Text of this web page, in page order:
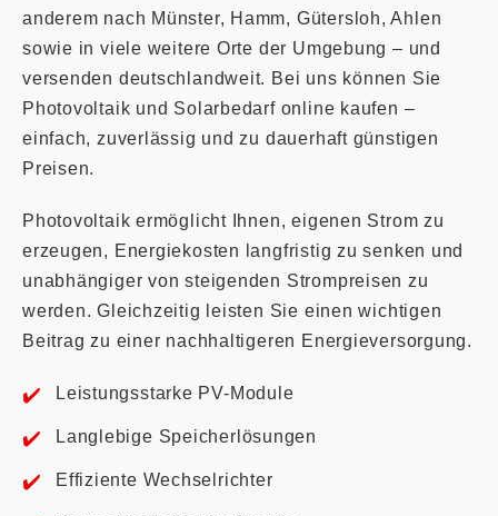
anderem nach Münster, Hamm, Gütersloh, Ahlen
sowie in viele weitere Orte der Umgebung – und
versenden deutschlandweit. Bei uns können Sie
Photovoltaik und Solarbedarf online kaufen –
einfach, zuverlässig und zu dauerhaft günstigen
Preisen.
Photovoltaik ermöglicht Ihnen, eigenen Strom zu
erzeugen, Energiekosten langfristig zu senken und
unabhängiger von steigenden Strompreisen zu
werden. Gleichzeitig leisten Sie einen wichtigen
Beitrag zu einer nachhaltigeren Energieversorgung.
Leistungsstarke PV-Module
Langlebige Speicherlösungen
Effiziente Wechselrichter